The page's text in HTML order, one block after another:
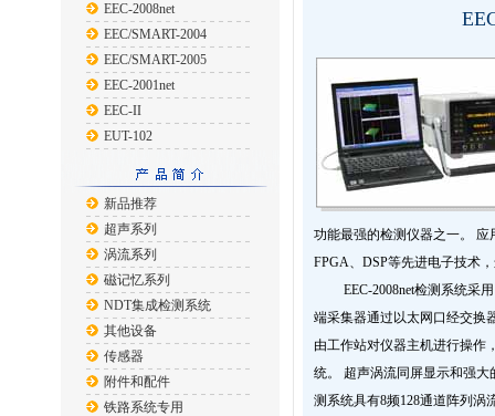
EEC-2008net
EEC/SMART-2004
EEC/SMART-2005
EEC-2001net
EEC-II
EUT-102
新品推荐
超声系列
涡流系列
磁记忆系列
NDT集成检测系统
其他设备
传感器
附件和配件
铁路系统专用
功能最强的检测仪器之一。 应
FPGA、DSP等先进电子技术
EEC-2008net检测系统采用
端采集器通过以太网口经交换
由工作站对仪器主机进行操作
统。 超声涡流同屏显示和强大
测系统具有8频128通道阵列涡